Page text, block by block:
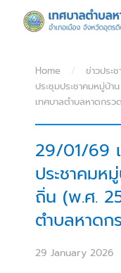
Skip to main
Home ข่าวประ
ประชุมประชาคมหมู่บ้
เทศบาลตำบลหาดกรวด
29/01/69
ประชาคม
ถิ่น (พ.ศ.
ตำบลหาดก
29 January 2026